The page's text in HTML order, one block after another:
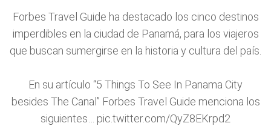
Forbes Travel Guide ha destacado los cinco destinos
imperdibles en la ciudad de Panamá, para los viajeros
que buscan sumergirse en la historia y cultura del país.
En su artículo “5 Things To See In Panama City
besides The Canal” Forbes Travel Guide menciona los
siguientes… pic.twitter.com/QyZ8EKrpd2